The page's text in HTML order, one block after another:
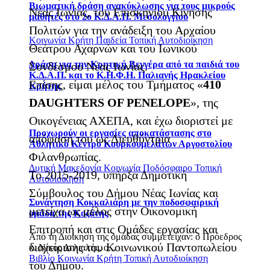
Βιωματική δράση ανακύκλωσης για τους μικρούς
μαθητές στο 2ο Κ.Δ.Α.Π. Μεσολογγίου
Κοινωνία Κρήτη Παιδεία Τοπική Αυτοδιοίκηση
Δράση για την Κρητική Βεγγέρα από τα παιδιά του
Κ.Δ.Α.Π. και το Κ.Η.Φ.Η. Παλιανής Ηρακλείου
Κρήτης
Προχωρούν οι εργασίες αποκατάστασης στο
Αθλητικό Κέντρο Κουρκουμελάτων Αργοστολίου
Δυτική Μακεδονία Κοινωνία Ποδόσφαιρο Τοπική
Αυτοδιοίκηση
Συνάντηση Κοκκαλιάρη με την ποδοσφαιρική
ομάδα της Κοζάνης
Από τη Διοίκηση της ομάδας συμμετείχαν: o Πρόεδρος
κ. Νίκος Δελιαλής, ο...
Βιβλίο Κοινωνία Κρήτη Τοπική Αυτοδιοίκηση
Νέας Ιωνίας, του Επισκηνίου Κίνησης
Πολιτών για την ανάδειξη του Αρχαίου
Θεάτρου Αχαρνών και του Ιωνικού
Συνδέσμου Νέας Ιωνίας.
Επίσης, είμαι μέλος του Τμήματος «410
DAUGHTERS OF PENELOPE», της
Οικογένειας ΑΧΕΠΑ, και έχω διοριστεί με
απόφασή του ως Διευθύντρια
Φιλανθρωπίας.
Το 2015-2019, υπήρξα Δημοτική
Σύμβουλος του Δήμου Νέας Ιωνίας και
μετείχα ως μέλος στην Οικονομική
Επιτροπή και στις Ομάδες εργασίας και
διαχείρισης του Κοινωνικού Παντοπωλείου
του Δήμου.